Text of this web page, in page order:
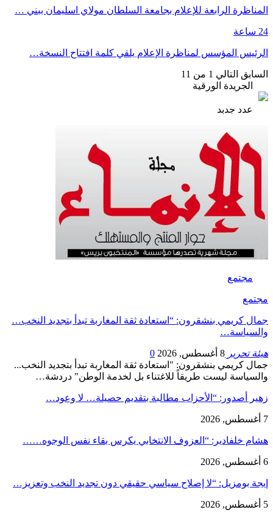
المناظرة الرابعة للإعلام بجامعة السلطان مولاي اسليمان ببني …
24 ساعة
الرئيس المؤسس لمناظرة الإعلام يلقي كلمة افتتاح النسخة…
السابق التالي 1 من 11
الجريدة الورقية
عدد جدبد
مجتمع
مجتمع
جمال كريمي بنشقرون: “استعادة ثقة المغاربة تبدأ بتجديد النخب…
والسياسة…
هيئة تحرير 8 أغسطس, 2026
0
جمال كريمي بنشقرون: "استعادة ثقة المغاربة تبدأ بتجديد النخب...
والسياسة ليست طريقاً للاغتناء بل لخدمة الوطن" دردشة…
زهير أصدور: “الأحزاب مطالبة بتقديم حصيلة… لا وعود…
7 أغسطس, 2026
هشام خلفادير: “العزوف الانتخابي يكرس بقاء نفس الوجوه……
6 أغسطس, 2026
إيجة بومزيل: “لا إصلاح سياسي حقيقي دون تجديد النخب وتعزيز…
5 أغسطس, 2026